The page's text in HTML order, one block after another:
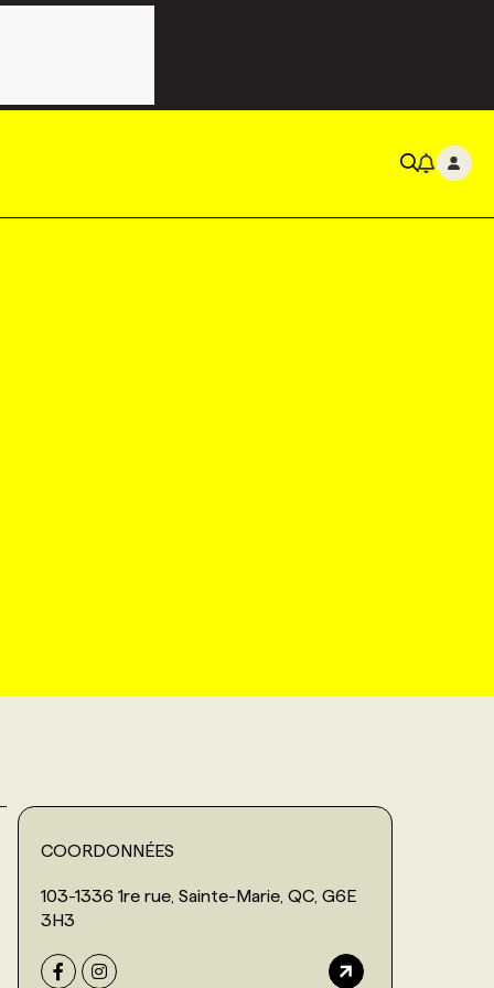
COORDONNÉES
103-1336 1re rue, Sainte-Marie, QC, G6E
3H3